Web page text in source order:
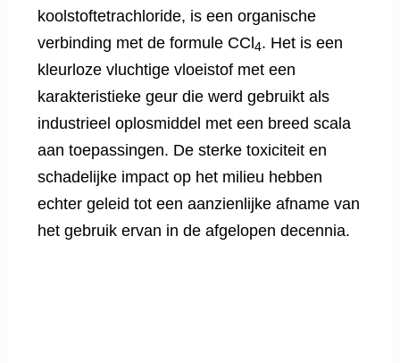
koolstoftetrachloride, is een organische
verbinding met de formule CCl 4. Het is een
kleurloze vluchtige vloeistof met een
karakteristieke geur die werd gebruikt als
industrieel oplosmiddel met een breed scala
aan toepassingen. De sterke toxiciteit en
schadelijke impact op het milieu hebben
echter geleid tot een aanzienlijke afname van
het gebruik ervan in de afgelopen decennia.